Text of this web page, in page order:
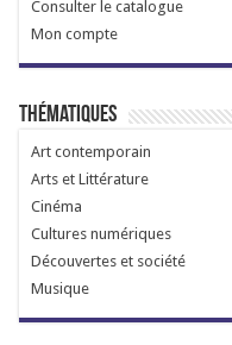
Consulter le catalogue
Mon compte
Thématiques
Art contemporain
Arts et Littérature
Cinéma
Cultures numériques
Découvertes et société
Musique